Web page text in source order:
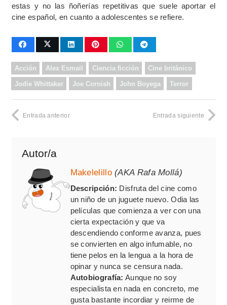
estas y no las ñoñerías repetitivas que suele aportar el
cine español, en cuanto a adolescentes se refiere.
Acción Alex Esmail Ciencia ficción Cine británico
Jodie Whittaker Joe Cornish John Boyega Terror
Entrada anterior Entrada siguiente
Autor/a
Makelelillo (AKA Rafa Mollá)
Descripción: Disfruta del cine como
un niño de un juguete nuevo. Odia las
películas que comienza a ver con una
cierta expectación y que va
descendiendo conforme avanza, pues
se convierten en algo infumable, no
tiene pelos en la lengua a la hora de
opinar y nunca se censura nada.
Autobiografía: Aunque no soy
especialista en nada en concreto, me
gusta bastante incordiar y reirme de